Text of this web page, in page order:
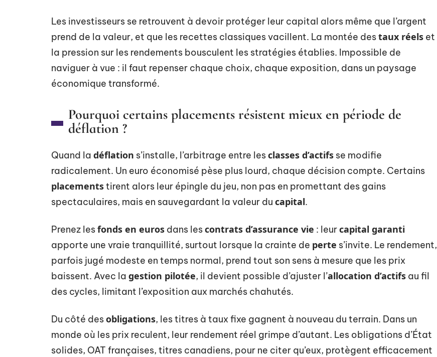
Les investisseurs se retrouvent à devoir protéger leur capital alors même que l’argent
prend de la valeur, et que les recettes classiques vacillent. La montée destaux réels et
la pression sur les rendements bousculent les stratégies établies. Impossible de
naviguer à vue : il faut repenser chaque choix, chaque exposition, dans un paysage
économique transformé.
Pourquoi certains placements résistent mieux en période de
déflation ?
Quand la déflation s’installe, l’arbitrage entre lesclasses d’actifs se modifie
radicalement. Un euro économisé pèse plus lourd, chaque décision compte. Certains
placementstirent alors leur épingle du jeu, non pas en promettant des gains
spectaculaires, mais en sauvegardant la valeur du capital.
Prenez lesfonds en euros dans lescontrats d’assurance vie : leurcapital garanti
apporte une vraie tranquillité, surtout lorsque la crainte de perte s’invite. Le rendement,
parfois jugé modeste en temps normal, prend tout son sens à mesure que les prix
baissent. Avec la gestion pilotée, il devient possible d’ajuster l’allocation d’actifs au fil
des cycles, limitant l’exposition aux marchés chahutés.
Du côté desobligations, les titres à taux fixe gagnent à nouveau du terrain. Dans un
monde où les prix reculent, leur rendement réel grimpe d’autant. Les obligations d’État
solides, OAT françaises, titres canadiens, pour ne citer qu’eux, protègent efficacement